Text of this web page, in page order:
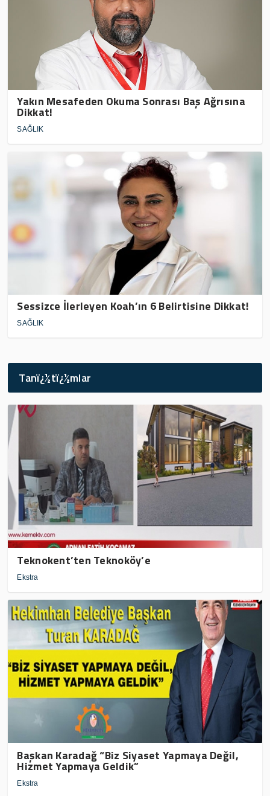
Yakın Mesafeden Okuma Sonrası Baş Ağrısına
Dikkat!
SAĞLIK
Sessizce İlerleyen Koah’ın 6 Belirtisine Dikkat!
SAĞLIK
Tanï¿½tï¿½mlar
Teknokent’ten Teknoköy’e
Ekstra
Başkan Karadağ “Biz Siyaset Yapmaya Değil,
Hizmet Yapmaya Geldik”
Ekstra